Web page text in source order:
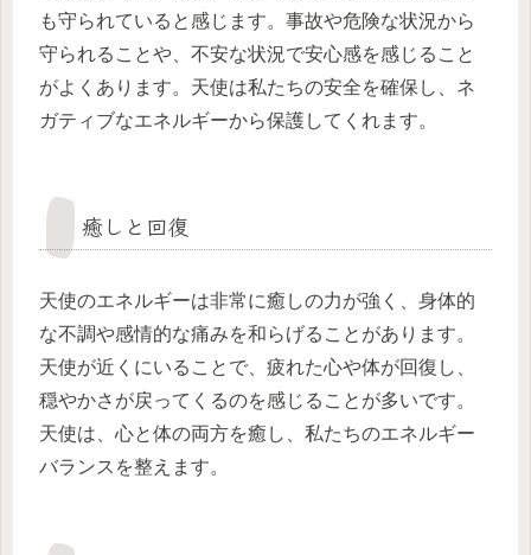
も守られていると感じます。事故や危険な状況から
守られることや、不安な状況で安心感を感じること
がよくあります。天使は私たちの安全を確保し、ネ
ガティブなエネルギーから保護してくれます。
癒しと回復
天使のエネルギーは非常に癒しの力が強く、身体的
な不調や感情的な痛みを和らげることがあります。
天使が近くにいることで、疲れた心や体が回復し、
穏やかさが戻ってくるのを感じることが多いです。
天使は、心と体の両方を癒し、私たちのエネルギー
バランスを整えます。